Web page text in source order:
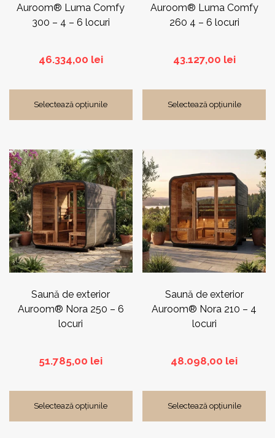
Auroom® Luma Comfy
300 – 4 – 6 locuri
46.334,00 lei
Selectează opțiunile
Auroom® Luma Comfy
260 4 – 6 locuri
43.127,00 lei
Selectează opțiunile
Saună de exterior
Auroom® Nora 250 – 6
locuri
51.785,00 lei
Selectează opțiunile
Saună de exterior
Auroom® Nora 210 – 4
locuri
48.098,00 lei
Selectează opțiunile